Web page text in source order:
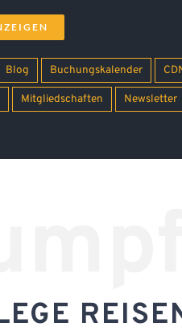
Blog Buchungskalender
Mitgliedschaften Newsletter